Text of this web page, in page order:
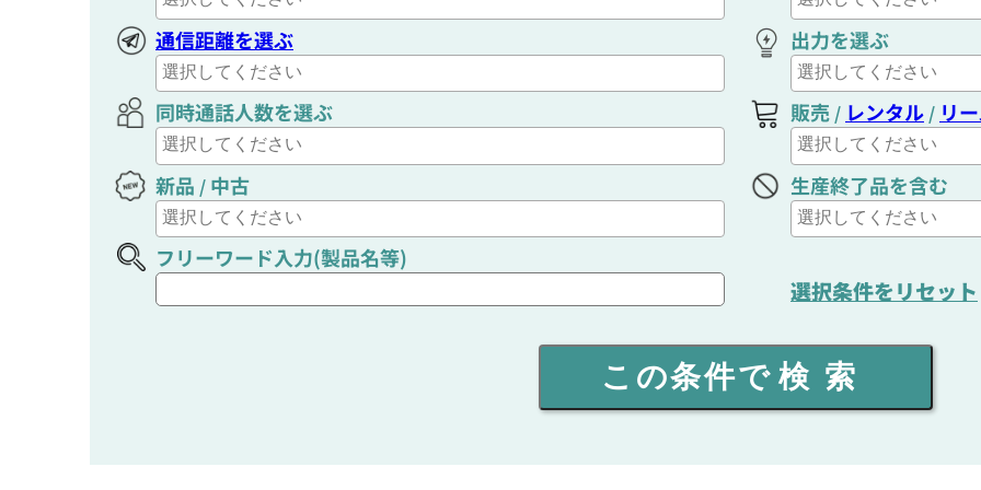
通信距離を選ぶ 出力を選ぶ
同時通話人数を選ぶ 販売 / レンタル / リ
新品 / 中古 生産終了品を含む
フリーワード入力(製品名等)
選択条件をリセット
この条件で 検索